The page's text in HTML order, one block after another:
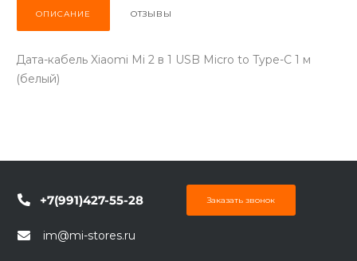
ОПИСАНИЕ ОТЗЫВЫ
Дата-кабель Xiaomi Mi 2 в 1 USB Micro to Type-C 1 м
(белый)
+7(991)427-55-28 Заказать звонок
im@mi-stores.ru